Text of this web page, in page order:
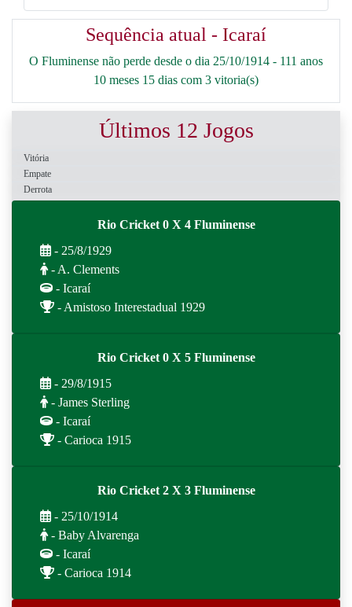
Sequência atual - Icaraí
O Fluminense não perde desde o dia 25/10/1914 - 111 anos
10 meses 15 dias com 3 vitoria(s)
Últimos 12 Jogos
Vitória
Empate
Derrota
Rio Cricket 0 X 4 Fluminense
- 25/8/1929
- A. Clements
- Icaraí
- Amistoso Interestadual 1929
Rio Cricket 0 X 5 Fluminense
- 29/8/1915
- James Sterling
- Icaraí
- Carioca 1915
Rio Cricket 2 X 3 Fluminense
- 25/10/1914
- Baby Alvarenga
- Icaraí
- Carioca 1914